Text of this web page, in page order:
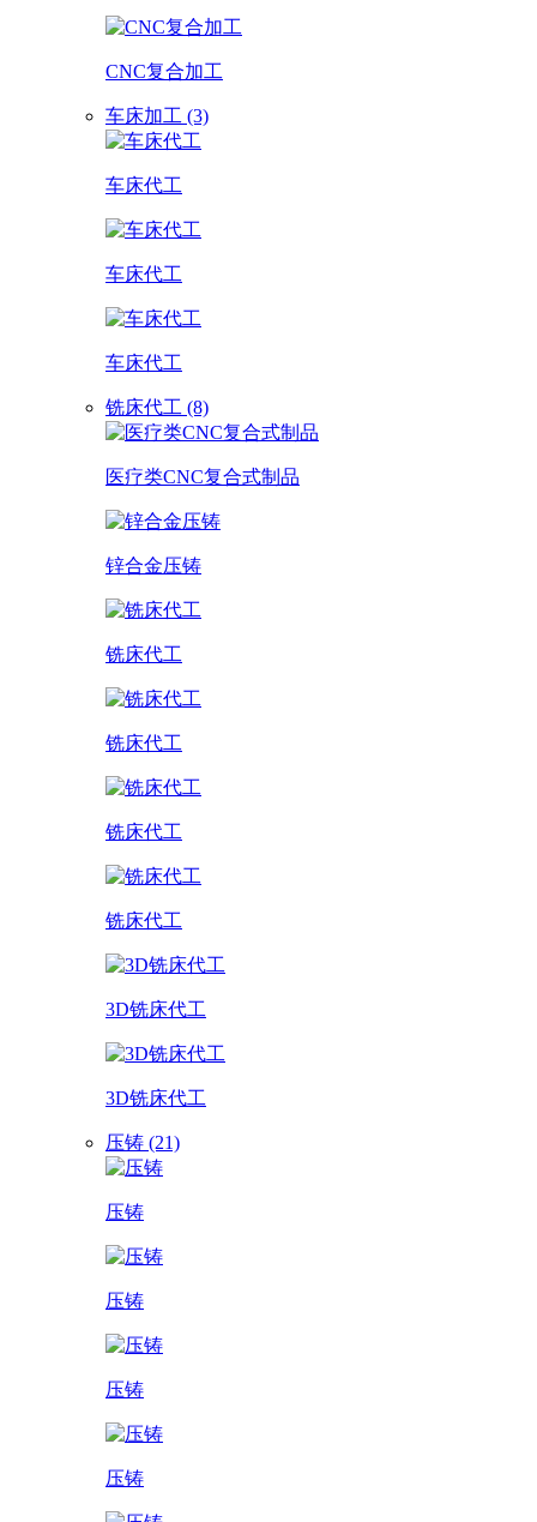
CNC复合加工
车床加工 (3)
车床代工
车床代工
车床代工
铣床代工 (8)
医疗类CNC复合式制品
锌合金压铸
铣床代工
铣床代工
铣床代工
铣床代工
3D铣床代工
3D铣床代工
压铸 (21)
压铸
压铸
压铸
压铸